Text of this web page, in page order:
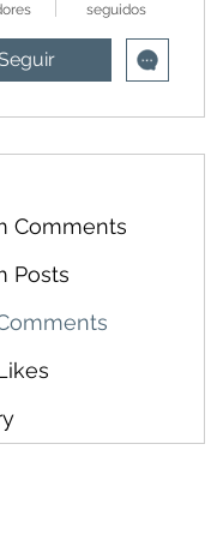
seguidos
Comments
Posts